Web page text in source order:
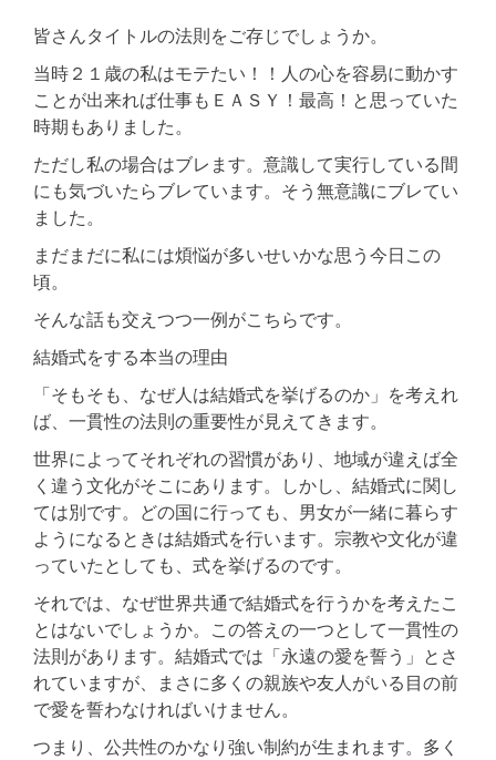
皆さんタイトルの法則をご存じでしょうか。
当時２１歳の私はモテたい！！人の心を容易に動かす
ことが出来れば仕事もＥＡＳＹ！最高！と思っていた
時期もありました。
ただし私の場合はブレます。意識して実行している間
にも気づいたらブレています。そう無意識にブレてい
ました。
まだまだに私には煩悩が多いせいかな思う今日この
頃。
そんな話も交えつつ一例がこちらです。
結婚式をする本当の理由
「そもそも、なぜ人は結婚式を挙げるのか」を考えれ
ば、一貫性の法則の重要性が見えてきます。
世界によってそれぞれの習慣があり、地域が違えば全
く違う文化がそこにあります。しかし、結婚式に関し
ては別です。どの国に行っても、男女が一緒に暮らす
ようになるときは結婚式を行います。宗教や文化が違
っていたとしても、式を挙げるのです。
それでは、なぜ世界共通で結婚式を行うかを考えたこ
とはないでしょうか。この答えの一つとして一貫性の
法則があります。結婚式では「永遠の愛を誓う」とさ
れていますが、まさに多くの親族や友人がいる目の前
で愛を誓わなければいけません。
つまり、公共性のかなり強い制約が生まれます。多く